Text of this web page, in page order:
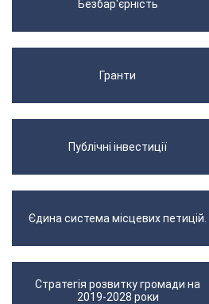
Безбар'єрність
Гранти
Публічні інвестиції
Єдина система місцевих петицій.
Стратегія розвитку громади на
2019-2028 роки